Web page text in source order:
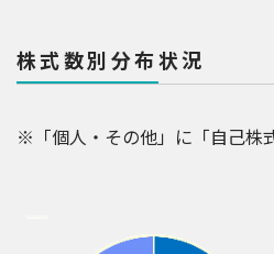
株式数別分布状況
※「個人・その他」に「自己株